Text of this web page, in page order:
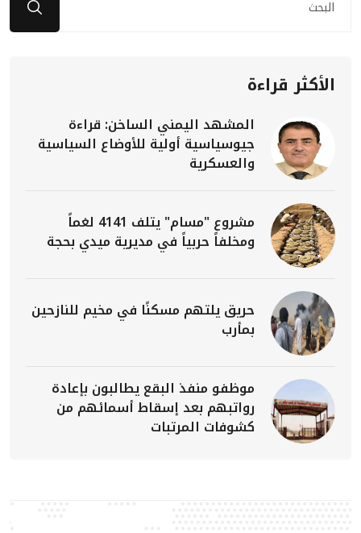
الأكثر قراءة
المشهد اليمني الساخن: قراءة
جيوسياسية أولية للأوضاع السياسية
والعسكرية
مشروع "مسام" يتلف 4141 لغماً
ومخلفاً حربياً في مديرية ميدي بحجة
حريق يلتهم مسكنًا في مخيم للنازحين
بمأرب
موظفو منفذ البقع يطالبون بإعادة
رواتبهم بعد إسقاط أسمائهم من
كشوفات المرتبات